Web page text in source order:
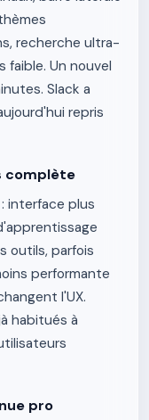
recherche ultra-
faible. Un nouvel
Slack a
repris
complète
interface plus
outils, parfois
performante
l'UX.
habitués à
pro